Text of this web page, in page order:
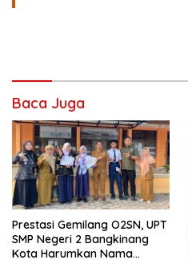
Baca Juga
Prestasi Gemilang O2SN, UPT
SMP Negeri 2 Bangkinang
Kota Harumkan Nama